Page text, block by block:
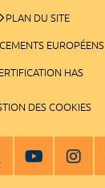
PLAN DU SITE
EUROPÉENS
HAS
DES COOKIES